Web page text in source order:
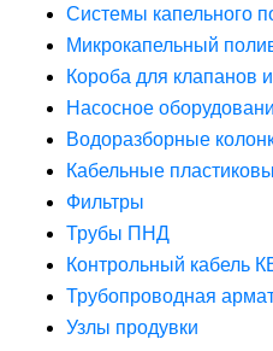
Системы капельного
Микрокапельный
Короба для клапанов
Насосное
Водоразборные
Кабельные
Фильтры
Трубы ПНД
Контрольный кабель
Трубопроводная
Узлы продувки